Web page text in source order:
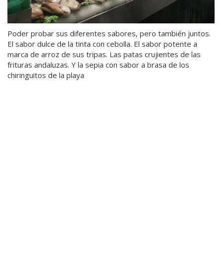
Poder probar sus diferentes sabores, pero también juntos.
El sabor dulce de la tinta con cebolla. El sabor potente a
marca de arroz de sus tripas. Las patas crujientes de las
frituras andaluzas. Y la sepia con sabor a brasa de los
chiringuitos de la playa